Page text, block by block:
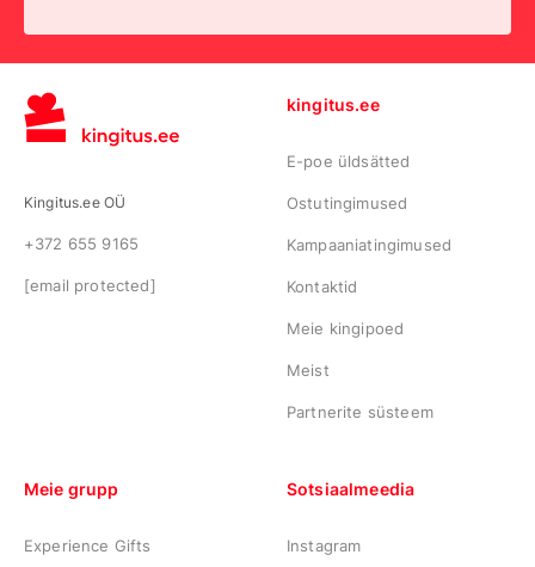
Kingitus.ee OÜ
+372 655 9165
[email protected]
kingitus.ee
E-poe üldsätted
Ostutingimused
Kampaaniatingimused
Kontaktid
Meie kingipoed
Meist
Partnerite süsteem
Meie grupp
Experience Gifts
Sotsiaalmeedia
Instagram